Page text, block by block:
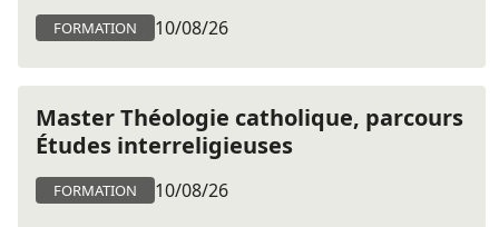
FORMATION 10/08/26
Master Théologie catholique, parcours
Études interreligieuses
FORMATION 10/08/26